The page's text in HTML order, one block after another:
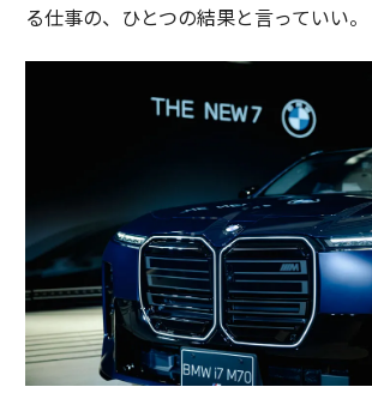
る仕事の、ひとつの結果と言っていい。